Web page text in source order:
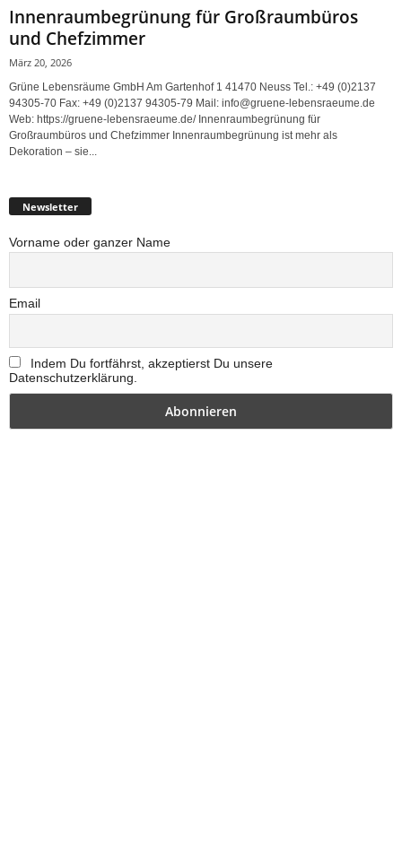
Innenraumbegrünung für Großraumbüros
und Chefzimmer
März 20, 2026
Grüne Lebensräume GmbH Am Gartenhof 1 41470 Neuss Tel.: +49 (0)2137
94305-70 Fax: +49 (0)2137 94305-79 Mail: info@gruene-lebensraeume.de
Web: https://gruene-lebensraeume.de/ Innenraumbegrünung für
Großraumbüros und Chefzimmer Innenraumbegrünung ist mehr als
Dekoration – sie...
Newsletter
Vorname oder ganzer Name
Email
Indem Du fortfährst, akzeptierst Du unsere
Datenschutzerklärung.